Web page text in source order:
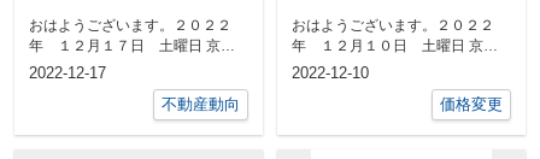
前年対比
おはようございます。２０２２
年 １２月１７日 土曜日 京都
市中京区 最高気温８度、 最低
2022-12-17
不動産動向
前年対比
おはようございます。２０２２
年 １２月１０日 土曜日 京都
市中京区 最高気温１６度、 最
2022-12-10
価格変更